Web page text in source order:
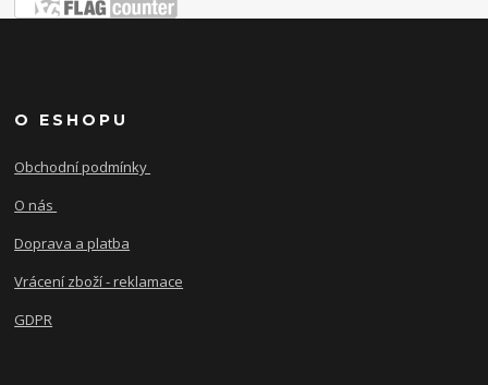
O ESHOPU
Obchodní podmínky
O nás
Doprava a platba
Vrácení zboží - reklamace
GDPR